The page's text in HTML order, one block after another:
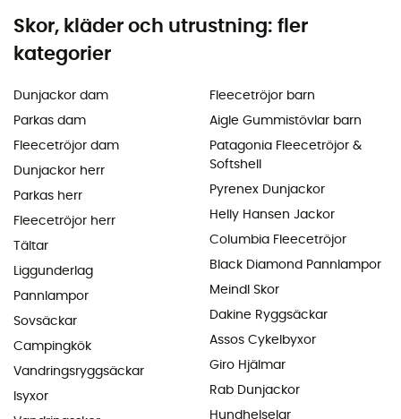
Skor, kläder och utrustning: fler
kategorier
Dunjackor dam
Parkas dam
Fleecetröjor dam
Dunjackor herr
Parkas herr
Fleecetröjor herr
Tältar
Liggunderlag
Pannlampor
Sovsäckar
Campingkök
Vandringsryggsäckar
Isyxor
Fleecetröjor barn
Aigle Gummistövlar barn
Patagonia Fleecetröjor &
Softshell
Pyrenex Dunjackor
Helly Hansen Jackor
Columbia Fleecetröjor
Black Diamond Pannlampor
Meindl Skor
Dakine Ryggsäckar
Assos Cykelbyxor
Giro Hjälmar
Rab Dunjackor
Hundhelselar